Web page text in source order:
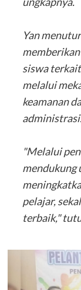
‎Yan
siswa
melalui
keamanan
‎"Melalui
mendukung
pelajar,
terbaik,"